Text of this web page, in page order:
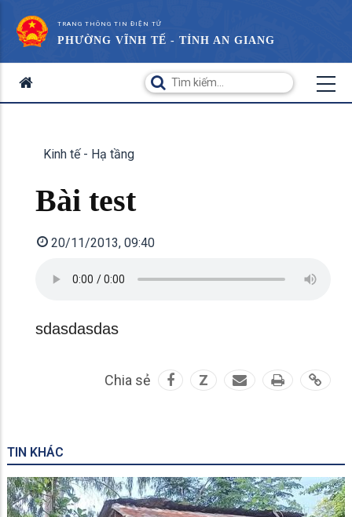
TRANG THÔNG TIN ĐIỆN TỬ
PHƯỜNG VĨNH TẾ - TỈNH AN GIANG
Kinh tế - Hạ tầng
Bài test
20/11/2013, 09:40
sdasdasdas
Chia sẻ Z
TIN KHÁC